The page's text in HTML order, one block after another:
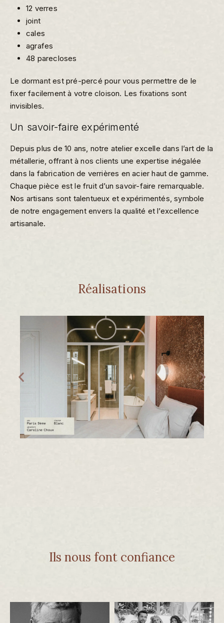
12 verres
joint
cales
agrafes
48 parecloses
Le dormant est pré-percé pour vous permettre de le
fixer facilement à votre cloison. Les fixations sont
invisibles.
Un savoir-faire expérimenté
Depuis plus de 10 ans, notre atelier excelle dans l’art de la
métallerie, offrant à nos clients une expertise inégalée
dans la fabrication de verrières en acier haut de gamme.
Chaque pièce est le fruit d’un savoir-faire remarquable.
Nos artisans sont talentueux et expérimentés, symbole
de notre engagement envers la qualité et l’excellence
artisanale.
Réalisations
Ils nous font confiance